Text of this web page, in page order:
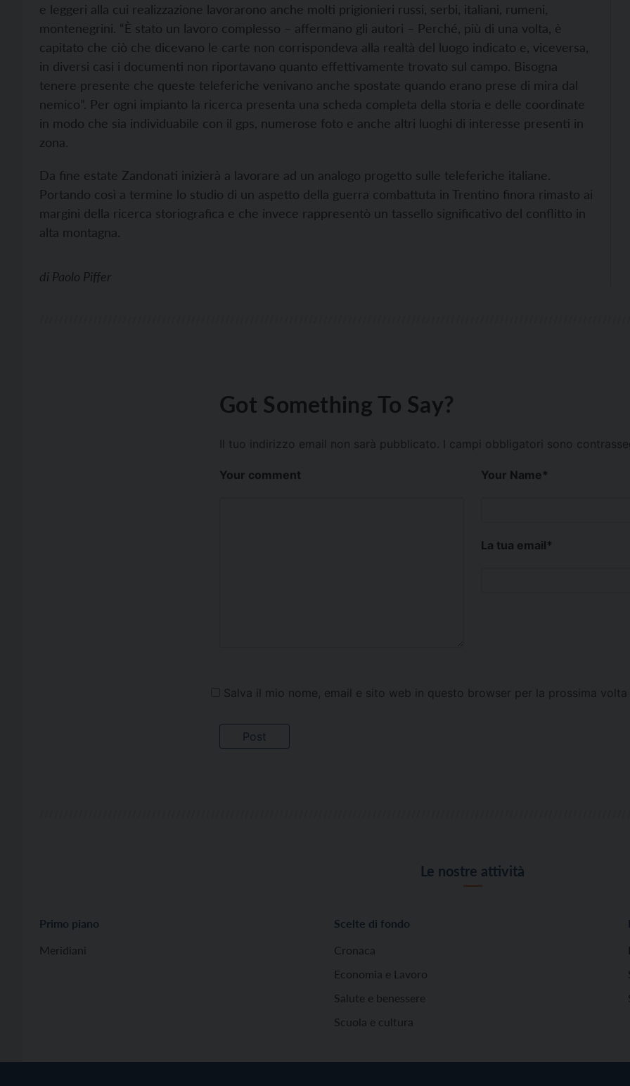
e leggeri alla cui realizzazione lavorarono anche molti prigionieri russi, serbi, italiani, rumeni,
montenegrini. “È stato un lavoro complesso – affermano gli autori – Perché, più di una volta, è
capitato che ciò che dicevano le carte non corrispondeva alla realtà del luogo indicato e, viceversa,
in diversi casi i documenti non riportavano quanto effettivamente trovato sul campo. Bisogna
tenere presente che queste teleferiche venivano anche spostate quando erano prese di mira dal
nemico”. Per ogni impianto la ricerca presenta una scheda completa della storia e delle coordinate
in modo che sia individuabile con il gps, numerose foto e anche altri luoghi di interesse presenti in
zona.
Da fine estate Zandonati inizierà a lavorare ad un analogo progetto sulle teleferiche italiane.
Portando così a termine lo studio di un aspetto della guerra combattuta in Trentino finora rimasto ai
margini della ricerca storiografica e che invece rappresentò un tassello significativo del conflitto in
alta montagna.
di Paolo Piffer
Got Something To Say?
Il tuo indirizzo email non sarà pubblicato. I campi obbligatori sono
Your comment Your Name*
La tua email*
Salva il mio nome, email e sito web in questo browser per la prossima volta
Le nostre attività
Primo piano
Meridiani
Scelte di fondo
Cronaca
Economia e Lavoro
Salute e benessere
Scuola e cultura